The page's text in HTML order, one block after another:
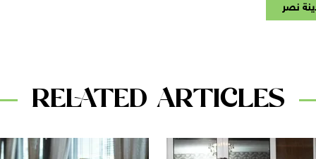
نصر
RELATED ARTICLES